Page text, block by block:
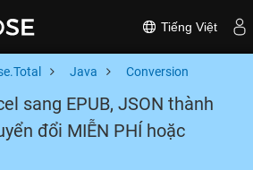
Tiếng Việt
Java Conversion
sang EPUB, JSON thành
đổi MIỄN PHÍ hoặc